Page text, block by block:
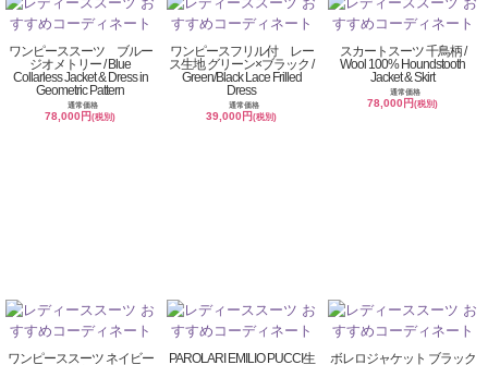
ワンピーススーツ ブルー
ジオメトリー / Blue
Collarless Jacket & Dress in
Geometric Pattern
通常価格
78,000円(税別)
ワンピースフリル付 レー
ス生地 グリーン×ブラック /
Green/Black Lace Frilled
Dress
通常価格
39,000円(税別)
スカートスーツ 千鳥柄 /
Wool 100% Houndstooth
Jacket & Skirt
通常価格
78,000円(税別)
ワンピーススーツ ネイビー
PAROLARI EMILIO PUCCI生
ボレロジャケット ブラック